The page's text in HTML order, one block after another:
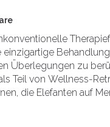
einzigartige
Überlegungen zu
Teil von Wellness-
die Elefanten auf